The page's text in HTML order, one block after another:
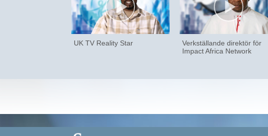
UK TV Reality Star
Verkställande direktör för
Impact Africa Network